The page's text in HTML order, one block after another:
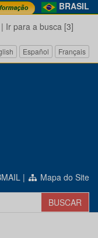
BRASIL
| Ir para a busca [3]
Español Français
| Mapa do Site